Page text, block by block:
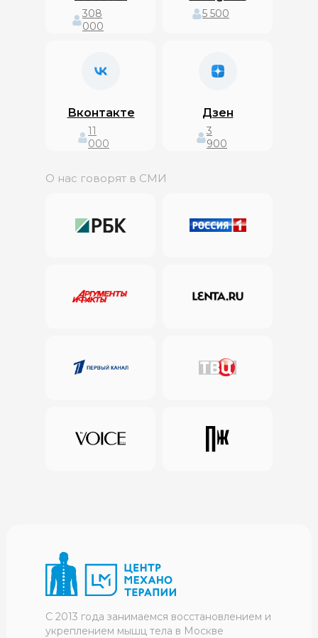
308
000
5 500
Вконтакте
11
000
Дзен
О нас говорят в СМИ
3
900
С 2013 года занимаемся восстановлением и
укреплением мышц тела в Москве